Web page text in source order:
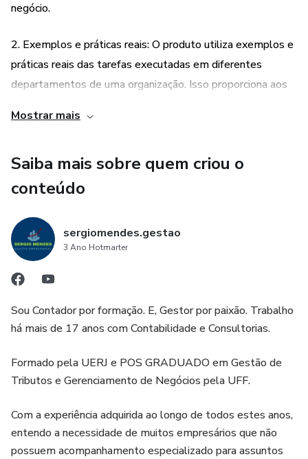
negócio.
2. Exemplos e práticas reais: O produto utiliza exemplos e
práticas reais das tarefas executadas em diferentes
departamentos de uma organização. Isso proporciona aos
atividades necessárias para o funcionamento de um
3. Capacidade de exigir e direcionar cada setor: Com o
tornam capazes de exigir e direcionar cada setor de acordo
com as necessidades do negócio. Isso permite uma gestão
mais eficiente e eficaz, garantindo que cada departamento
esteja alinhado com os objetivos e metas da empresa.
4. Maior capacidade de controle e tomada de decisões: Ao
se tornarem empresários mais completos, os usuários do
produto adquirem uma maior capacidade de controle sobre
o negócio e são capazes de tomar decisões mais
mais eficiente e na possibilidade de direcionar o negócio
para o sucesso.
Mostrar mais
Saiba mais sobre quem criou o
conteúdo
sergiomendes.gestao
3 Ano Hotmarter
Sou Contador por formação. E, Gestor por paixão. Trabalho
há mais de 17 anos com Contabilidade e Consultorias.
Formado pela UERJ e POS GRADUADO em Gestão de
Tributos e Gerenciamento de Negócios pela UFF.
Com a experiência adquirida ao longo de todos estes anos,
entendo a necessidade de muitos empresários que não
possuem acompanhamento especializado para assuntos